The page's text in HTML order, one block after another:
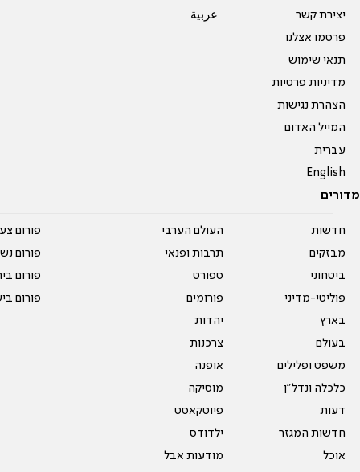
יצירת קשר
פרסמו אצלנו
תנאי שימוש
מדיניות פרטיות
הצהרת נגישות
המייל האדום
עברית
English
عربية
מדורים
חדשות
מבזקים
ביטחוני
פוליטי-מדיני
בארץ
בעולם
משפט ופלילים
כלכלה ונדל"ן
דעות
חדשות המגזר
אוכל
העולם הערבי
תרבות ופנאי
ספורט
פורומים
יהדות
צרכנות
אופנה
מוסיקה
פיוטקאסט
ילדודס
מודעות אבל
פורום
פורום
פורום
פורום